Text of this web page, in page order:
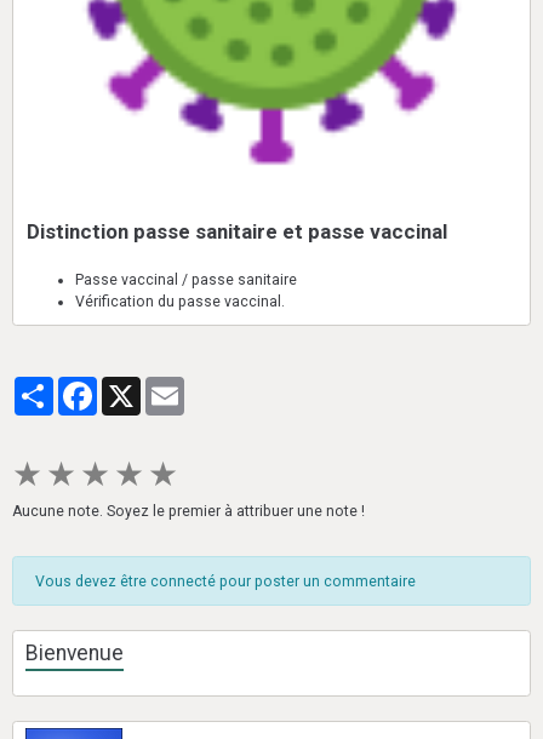
Distinction passe sanitaire et passe vaccinal
Passe vaccinal / passe sanitaire
Vérification du passe vaccinal.
PartagerFacebook
★ ★ ★ ★ ★
Aucune note. Soyez le premier à attribuer une note !
Vous devez être connecté pour poster un commentaire
Bienvenue